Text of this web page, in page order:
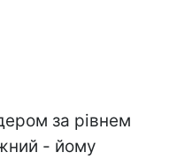
за рівнем
- йому